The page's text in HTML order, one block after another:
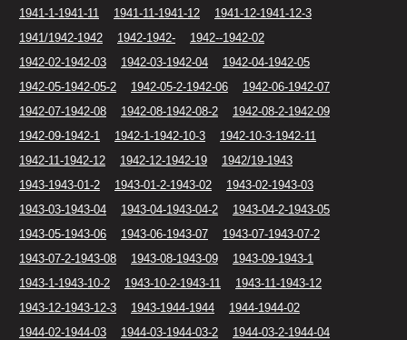
1941-1-1941-11
1941-11-1941-12
1941-12-1941-12-3
1941/1942-1942
1942-1942-
1942--1942-02
1942-02-1942-03
1942-03-1942-04
1942-04-1942-05
1942-05-1942-05-2
1942-05-2-1942-06
1942-06-1942-07
1942-07-1942-08
1942-08-1942-08-2
1942-08-2-1942-09
1942-09-1942-1
1942-1-1942-10-3
1942-10-3-1942-11
1942-11-1942-12
1942-12-1942-19
1942/19-1943
1943-1943-01-2
1943-01-2-1943-02
1943-02-1943-03
1943-03-1943-04
1943-04-1943-04-2
1943-04-2-1943-05
1943-05-1943-06
1943-06-1943-07
1943-07-1943-07-2
1943-07-2-1943-08
1943-08-1943-09
1943-09-1943-1
1943-1-1943-10-2
1943-10-2-1943-11
1943-11-1943-12
1943-12-1943-12-3
1943-1944-1944
1944-1944-02
1944-02-1944-03
1944-03-1944-03-2
1944-03-2-1944-04